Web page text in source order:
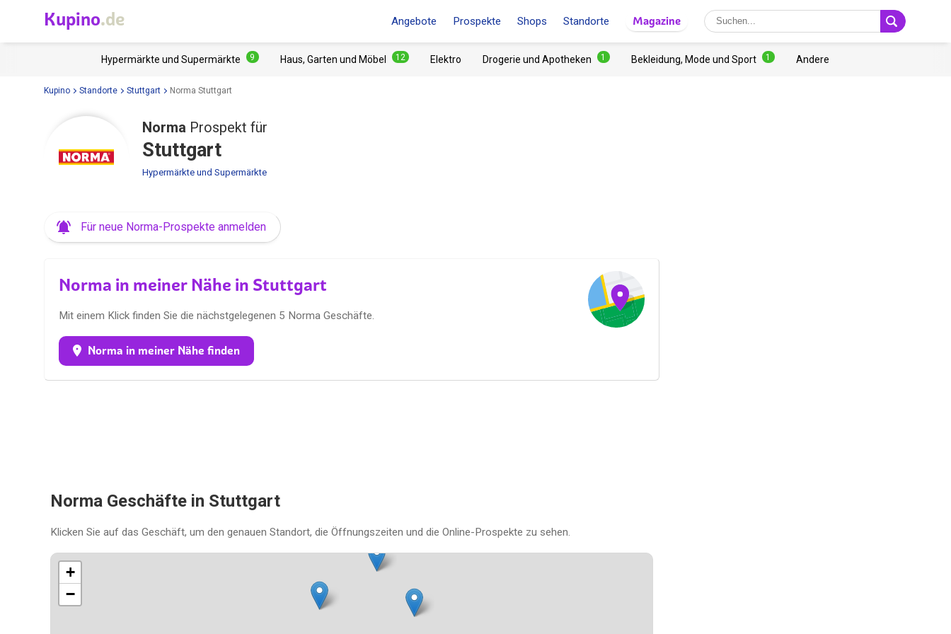
Kupino.de Angebote Prospekte Shops Standorte Magazine
Hypermärkte und Supermärkte 9 Haus, Garten und Möbel 12 Elektro Drogerie und Apotheken 1 Bekleidung, Mode und Sport 1 Andere
Kupino Standorte Stuttgart Norma Stuttgart
Norma Prospekt für
Stuttgart
Hypermärkte und Supermärkte
Für neue Norma-Prospekte anmelden
Norma in meiner Nähe in Stuttgart
Mit einem Klick finden Sie die nächstgelegenen 5 Norma Geschäfte.
Norma in meiner Nähe finden
Norma Geschäfte in Stuttgart
Klicken Sie auf das Geschäft, um den genauen Standort, die Öffnungszeiten und die Online-Prospekte zu sehen.
+
−